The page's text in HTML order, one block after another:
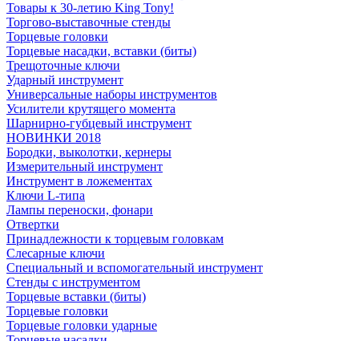
Товары к 30-летию King Tony!
Торгово-выставочные стенды
Торцевые головки
Торцевые насадки, вставки (биты)
Трещоточные ключи
Ударный инструмент
Универсальные наборы инструментов
Усилители крутящего момента
Шарнирно-губцевый инструмент
НОВИНКИ 2018
Бородки, выколотки, кернеры
Измерительный инструмент
Инструмент в ложементах
Ключи L-типа
Лампы переноски, фонари
Отвертки
Принадлежности к торцевым головкам
Слесарные ключи
Специальный и вспомогательный инструмент
Стенды с инструментом
Торцевые вставки (биты)
Торцевые головки
Торцевые головки ударные